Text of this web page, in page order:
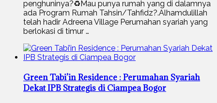
penghuninya?♻️Mau punya rumah yang di dalamnya
ada Program Rumah Tahsin/Tahfidz?.Alhamdulillah
telah hadir Adreena Village Perumahan syariah yang
berlokasi di timur …
Green Tabi’in Residence : Perumahan Syariah
Dekat IPB Strategis di Ciampea Bogor